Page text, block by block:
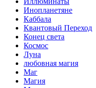
Инопланетяне
Каббала
Квантовый Переход
Конец света
Космос
Луна
любовная магия
Маг
Магия